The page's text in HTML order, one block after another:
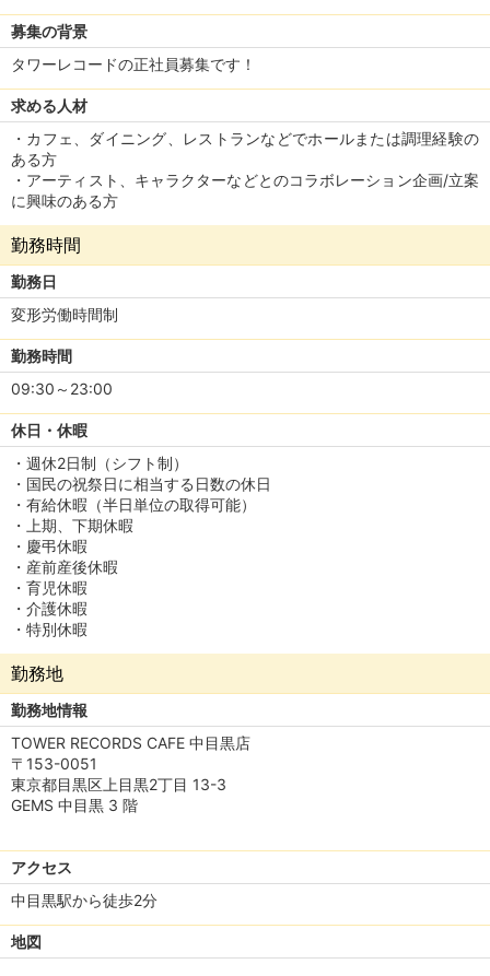
募集の背景
タワーレコードの正社員募集です！
求める人材
・カフェ、ダイニング、レストランなどでホールまたは調理経験の
ある方
・アーティスト、キャラクターなどとのコラボレーション企画/立案
に興味のある方
勤務時間
勤務日
変形労働時間制
勤務時間
09:30～23:00
休日・休暇
・週休2日制（シフト制）
・国民の祝祭日に相当する日数の休日
・有給休暇（半日単位の取得可能）
・上期、下期休暇
・慶弔休暇
・産前産後休暇
・育児休暇
・介護休暇
・特別休暇
勤務地
勤務地情報
TOWER RECORDS CAFE 中目黒店
〒153-0051
東京都目黒区上目黒2丁目 13-3
GEMS 中目黒 3 階
アクセス
中目黒駅から徒歩2分
地図